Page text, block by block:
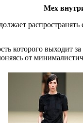
Мех
которого выходит
от